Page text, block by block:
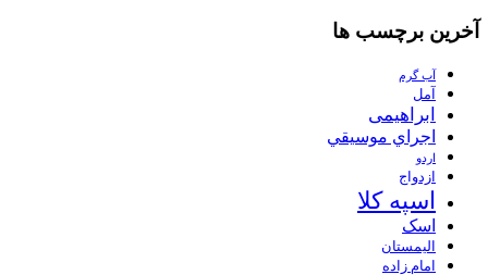
آخرین برچسب ها
آب گرم
آمل
ابراهیمی
اجراي موسيقي
اردو
ازدواج
اسپه کلا
اسک
الیمستان
امام زاده